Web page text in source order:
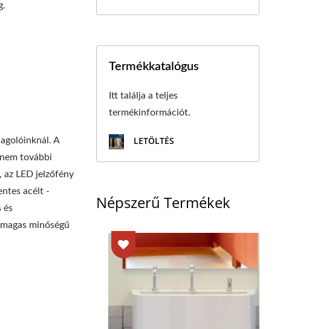
A
további
LED jelzőfény
acélt -
és
minőségű
Termékkatalógus
Itt találja a teljes
termékinformációt.
LETÖLTÉS
Népszerű Termékek